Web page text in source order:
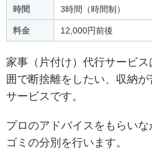
時間 3時間（時間制）
料金 12,000円前後
家事（片付け）代行サービ
囲で断捨離をしたい、収納
サービスです。
プロのアドバイスをもらい
ゴミの分別を行います。